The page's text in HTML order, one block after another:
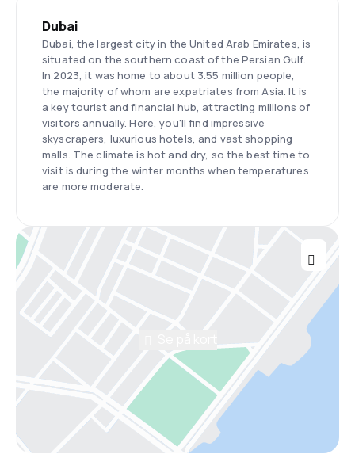
Dubai
Dubai, the largest city in the United Arab Emirates, is
situated on the southern coast of the Persian Gulf.
In 2023, it was home to about 3.55 million people,
the majority of whom are expatriates from Asia. It is
a key tourist and financial hub, attracting millions of
visitors annually. Here, you'll find impressive
skyscrapers, luxurious hotels, and vast shopping
malls. The climate is hot and dry, so the best time to
visit is during the winter months when temperatures
are more moderate.